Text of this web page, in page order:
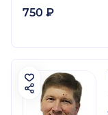
750 ₽